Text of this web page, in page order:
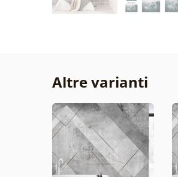
Altre varianti